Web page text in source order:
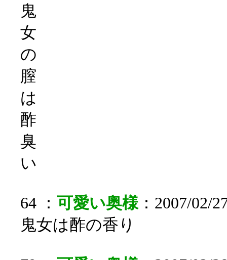
鬼
女
の
膣
は
酢
臭
い
64 ： 可愛い奥様：2007/02/
鬼女は酢の香り